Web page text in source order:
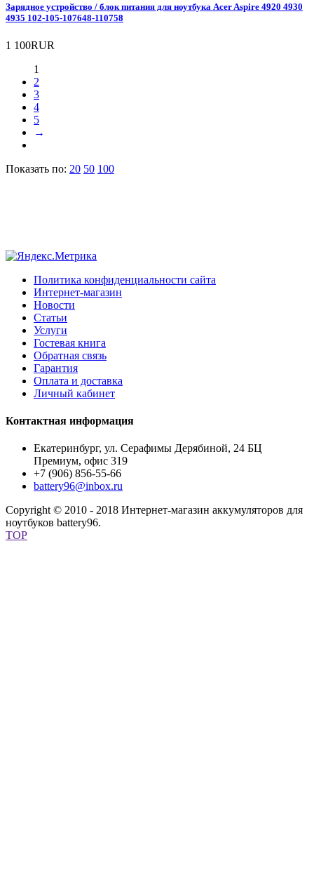
Зарядное уcтройство / блок питания для ноутбука Acer Aspire 4920 4930
4935 102-105-107648-110758
1 100RUR
1
2
3
4
5
→
Показать по: 20 50 100
Политика конфиденциальности сайта
Интернет-магазин
Новости
Статьи
Услуги
Гостевая книга
Обратная связь
Гарантия
Оплата и доставка
Личный кабинет
Контактная информация
Екатеринбург, ул. Серафимы Дерябиной, 24 БЦ
Премиум, офис 319
+7 (906) 856-55-66
battery96@inbox.ru
Copyright © 2010 - 2018 Интернет-магазин аккумуляторов для
ноутбуков battery96.
TOP